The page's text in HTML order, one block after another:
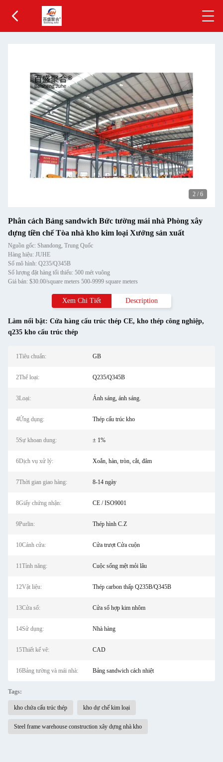
2 / 6
Phân cách Bảng sandwich Bức tường mái nhà Phòng xây
dựng tiền chế Tòa nhà kho kim loại Xưởng sản xuất
Nguồn gốc: Shandong, Trung Quốc
Hàng hiệu: JUHE
Số mô hình: Q235/Q345B
Số lượng đặt hàng tối thiểu: 500 mét vuông
Giá bán: $30.00/square meters 500-9999 square meters
Xem Chi Tiết Description
Làm nổi bật: Cửa hàng cấu trúc thép CE, kho thép công nghiệp,
q235 kho cấu trúc thép
1Tiêu chuẩn: GB
2Thể loại: Q235/Q345B
3Loại: Ánh sáng, ánh sáng.
4Ứng dụng: Thép cấu trúc kho
5Sự khoan dung: ± 1%
6Dịch vụ xử lý: Xoắn, hàn, tròn, cắt, đâm
7Thời gian giao hàng: 8-14 ngày
8Giấy chứng nhận: CE / ISO9001
9Purlin: Thép hình C.Z
10Cánh cửa: Cửa trượt Cửa cuộn
11Tính năng: Cuộc sống mệt mỏi lâu
12Vật liệu: Thép carbon thấp Q235B/Q345B
13Cửa sổ: Cửa sổ hợp kim nhôm
14Sử dụng: Nhà hàng
15Thiết kế vẽ: CAD
16Bảng tường và mái nhà: Bảng sandwich cách nhiệt
Tags:
kho chứa cấu trúc thép kho dự chế kim loại
Steel frame warehouse construction xây dựng nhà kho